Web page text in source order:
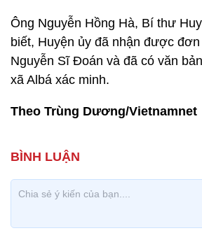
Ông Nguyễn Hồng Hà, Bí thư
biết, Huyện ủy đã nhận được
Nguyễn Sĩ Đoán và đã có văn
xã Albá xác minh.
Theo Trùng Dương/Vietnamnet